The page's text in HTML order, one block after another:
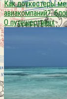
Как лоукостеры
авиакомпаний?.
О путешествиях